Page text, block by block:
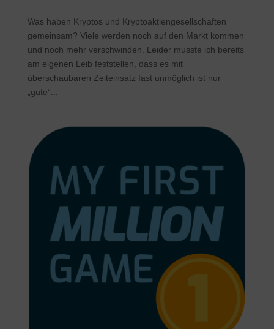
Was haben Kryptos und Kryptoaktiengesellschaften
gemeinsam? Viele werden noch auf den Markt kommen
und noch mehr verschwinden. Leider musste ich bereits
am eigenen Leib feststellen, dass es mit
überschaubaren Zeiteinsatz fast unmöglich ist nur
„gute“...